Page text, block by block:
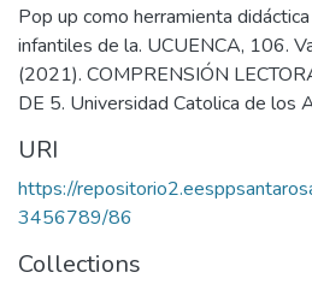
Pop up como herramienta
infantiles de la. UCUENCA, 106.
(2021). COMPRENSIÓN
DE 5. Universidad Catolica de los
URI
https://
3456789/86
Collections